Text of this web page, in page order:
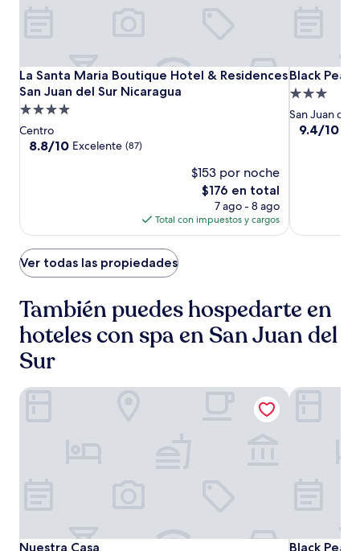
La
Santa
Maria
Boutique
Hotel
del
Nicaragua
La
Santa
Maria
Boutique
Hotel
del
La Santa Maria Boutique Hotel & Residences
San Juan del Sur Nicaragua
La Santa Maria Boutique Hotel & Residences San Juan del
Propiedad
de
4.0
Centro
8.8
8.8/10 Excelente (87)
$153 por noche
El
precio
actual
es
$176 en total
7 ago - 8 ago
Total con impuestos y cargos
Black
Pearl
Inn
Black Pearl
Black Pearl
Propiedad
de
3.0
San Juan del
9.4
9.4/10
Ver todas las propiedades
También puedes hospedarte en
hoteles con spa en San Juan del
Sur
Nuestra
Nuestra
Nuestra Casa
Nuestra Casa
Nuestra Casa
Black
Black Pearl
Black Pearl
Black Pearl